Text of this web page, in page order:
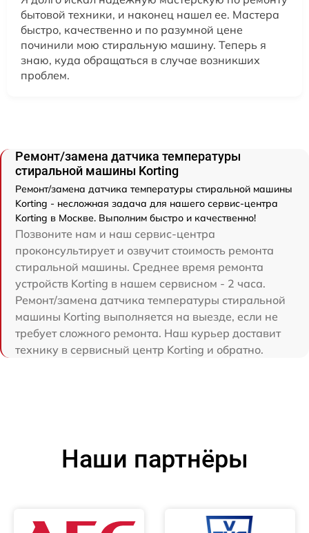
бытовой техники, и наконец нашел ее. Мастера
быстро, качественно и по разумной цене
починили мою стиральную машину. Теперь я
знаю, куда обращаться в случае возникших
проблем.
Ремонт/замена датчика температуры
стиральной машины Korting
Ремонт/замена датчика температуры стиральной машины
Korting - несложная задача для нашего сервис-центра
Korting в Москве. Выполним быстро и качественно!
Позвоните нам и наш сервис-центра
проконсультирует и озвучит стоимость ремонта
стиральной машины. Среднее время ремонта
устройств Korting в нашем сервисном - 2 часа.
Ремонт/замена датчика температуры стиральной
машины Korting выполняется на выезде, если не
требует сложного ремонта. Наш курьер доставит
технику в сервисный центр Korting и обратно.
Наши партнёры